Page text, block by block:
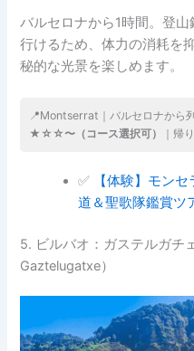
バルセロナから1時間。登
行けるため、体力の消耗を
秘的な光景を楽しめます。
📍Montserrat｜バルセロナから
★☆☆〜（コース選択可）
｜帰
✅
【体験】モン
道＆聖歌隊鑑賞ツ
5. ビルバオ：ガステルガチ
Gaztelugatxe）